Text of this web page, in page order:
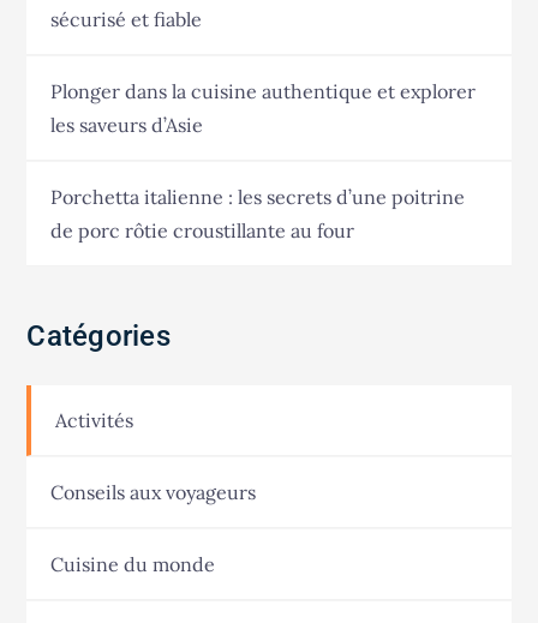
sécurisé et fiable
Plonger dans la cuisine authentique et explorer
les saveurs d’Asie
Porchetta italienne : les secrets d’une poitrine
de porc rôtie croustillante au four
Catégories
Activités
Conseils aux voyageurs
Cuisine du monde